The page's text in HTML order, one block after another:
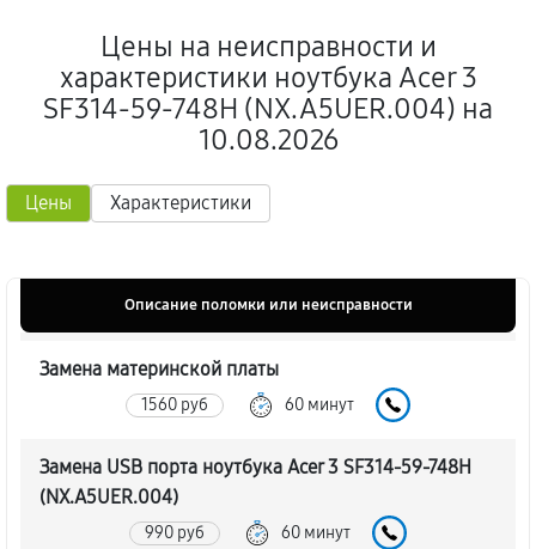
Цены на неисправности и
характеристики ноутбука Acer 3
SF314-59-748H (NX.A5UER.004) на
10.08.2026
Цены Характеристики
Описание поломки или неисправности
Замена материнской платы
1560 руб 60 минут
Замена USB порта ноутбука Acer 3 SF314-59-748H
(NX.A5UER.004)
990 руб 60 минут